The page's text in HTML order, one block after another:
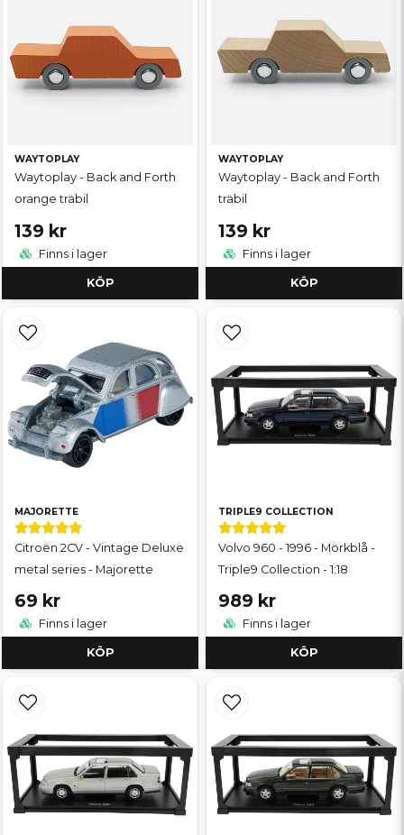
WAYTOPLAY
Waytoplay - Back and Forth
orange träbil
139 kr
Finns i lager
KÖP
WAYTOPLAY
Waytoplay - Back and Forth
träbil
139 kr
Finns i lager
KÖP
MAJORETTE
Citroën 2CV - Vintage Deluxe
metal series - Majorette
69 kr
Finns i lager
KÖP
TRIPLE9 COLLECTION
Volvo 960 - 1996 - Mörkblå -
Triple9 Collection - 1:18
989 kr
Finns i lager
KÖP